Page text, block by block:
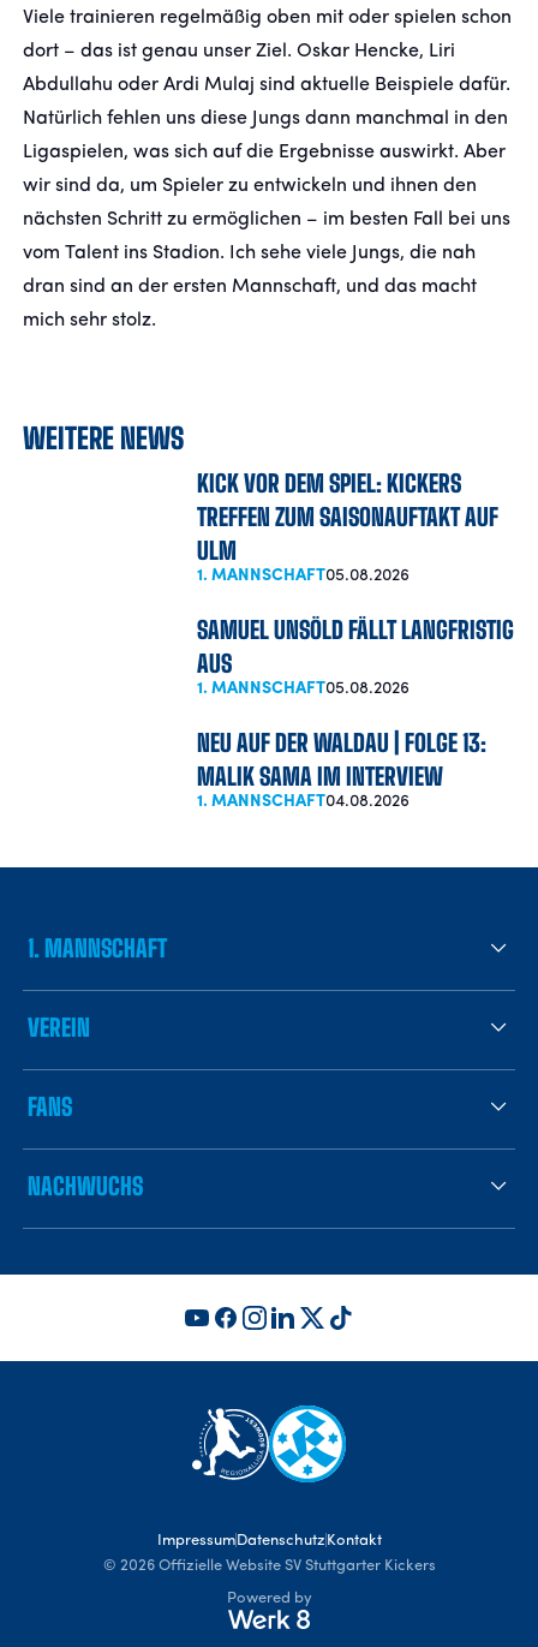
Viele trainieren regelmäßig oben mit oder spielen schon
dort – das ist genau unser Ziel. Oskar Hencke, Liri
Abdullahu oder Ardi Mulaj sind aktuelle Beispiele dafür.
Natürlich fehlen uns diese Jungs dann manchmal in den
Ligaspielen, was sich auf die Ergebnisse auswirkt. Aber
wir sind da, um Spieler zu entwickeln und ihnen den
nächsten Schritt zu ermöglichen – im besten Fall bei uns
vom Talent ins Stadion. Ich sehe viele Jungs, die nah
dran sind an der ersten Mannschaft, und das macht
mich sehr stolz.
WEITERE NEWS
KICK VOR DEM SPIEL: KICKERS
TREFFEN ZUM SAISONAUFTAKT AUF
ULM
1. MANNSCHAFT05.08.2026
SAMUEL UNSÖLD FÄLLT LANGFRISTIG
AUS
1. MANNSCHAFT05.08.2026
NEU AUF DER WALDAU | FOLGE 13:
MALIK SAMA IM INTERVIEW
1. MANNSCHAFT04.08.2026
1. MANNSCHAFT
VEREIN
FANS
NACHWUCHS
Impressum Datenschutz Kontakt
© 2026 Offizielle Website SV Stuttgarter Kickers
Powered by